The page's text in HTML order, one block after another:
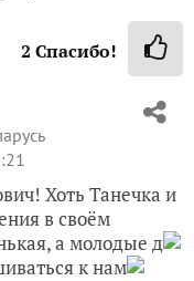
2 Спасибо!
Хоть Танечка и
в своём
а молодые д
к нам